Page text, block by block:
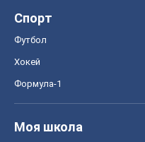
Спорт
Футбол
Хокей
Формула-1
Моя школа